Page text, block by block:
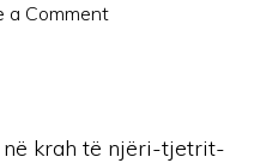
a Comment
në krah të njëri-tjetrit-